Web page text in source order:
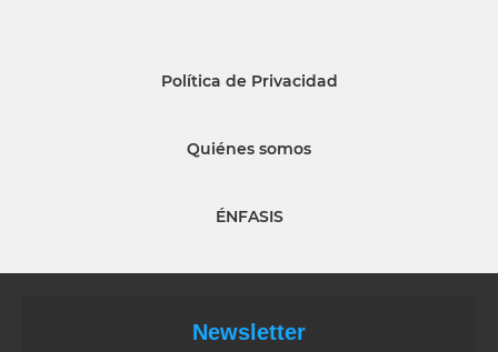
Política de Privacidad
Quiénes somos
ÉNFASIS
Newsletter